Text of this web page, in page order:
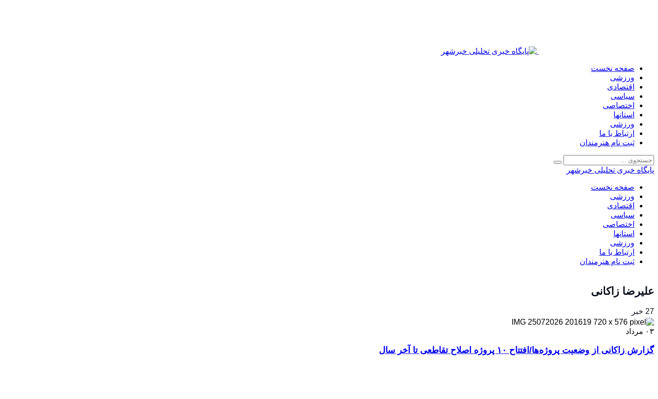
صفحه نخست
ورزشی
اقتصادی
سیاسی
اختصاصی
استانها
ورزشی
ارتباط با ما
ثبت نام هنرمندان
پایگاه خبری تحلیلی خبرشهر
صفحه نخست
ورزشی
اقتصادی
سیاسی
اختصاصی
استانها
ورزشی
ارتباط با ما
ثبت نام هنرمندان
علیرضا زاکانی
27 خبر
۰۳ مرداد
گزارش زاکانی از وضعیت پروژه‌ها/افتتاح ۱۰ پروژه اصلاح تقاطعی تا آخر سال